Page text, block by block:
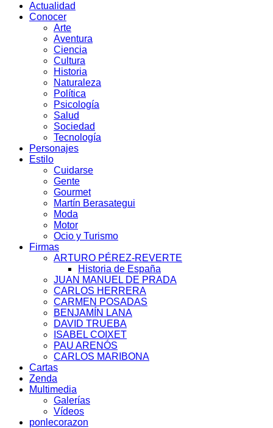
Actualidad
Conocer
Arte
Aventura
Ciencia
Cultura
Historia
Naturaleza
Política
Psicología
Salud
Sociedad
Tecnología
Personajes
Estilo
Cuidarse
Gente
Gourmet
Martín Berasategui
Moda
Motor
Ocio y Turismo
Firmas
ARTURO PÉREZ-REVERTE
Historia de España
JUAN MANUEL DE PRADA
CARLOS HERRERA
CARMEN POSADAS
BENJAMÍN LANA
DAVID TRUEBA
ISABEL COIXET
PAU ARENÓS
CARLOS MARIBONA
Cartas
Zenda
Multimedia
Galerías
Vídeos
ponlecorazon